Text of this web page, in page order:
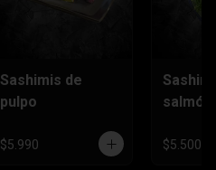
Sashimis de
pulpo
$5.990
salmón
$5.500